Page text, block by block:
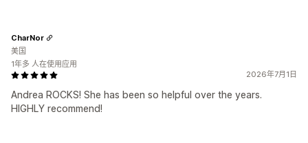
2026年7月1日
Andrea ROCKS! She has been so helpful over the years.
HIGHLY recommend!
CharNor
美国
1年多 人在使用应用